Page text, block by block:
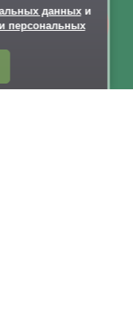
Онлайн-
запись
данныхи
персональных